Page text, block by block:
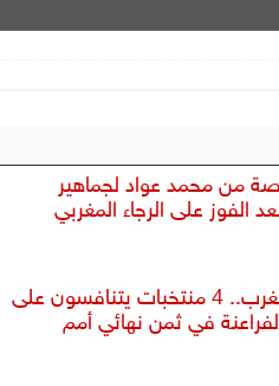
من محمد عواد لجماهير
الفوز على الرجاء المغربي
أبرزها المغرب.. 4 منتخبات يتنافسون على
في ثمن نهائي أمم